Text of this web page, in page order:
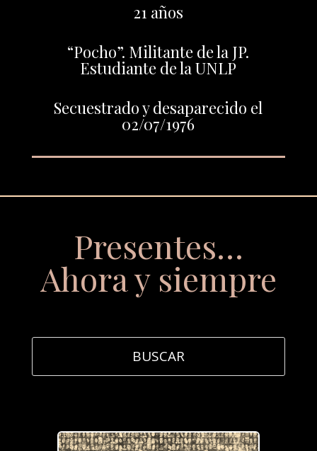
21 años
“Pocho”. Militante de la JP.
Estudiante de la UNLP
Secuestrado y desaparecido el
02/07/1976
Presentes…
Ahora y siempre